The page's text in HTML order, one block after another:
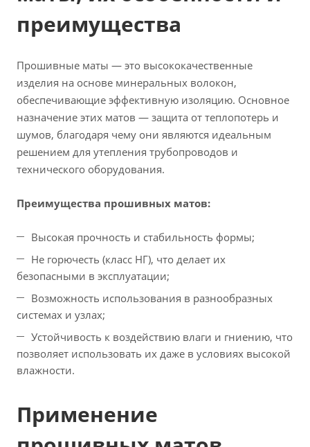
преимущества
Прошивные маты — это высококачественные
изделия на основе минеральных волокон,
обеспечивающие эффективную изоляцию. Основное
назначение этих матов — защита от теплопотерь и
шумов, благодаря чему они являются идеальным
решением для утепления трубопроводов и
технического оборудования.
Преимущества прошивных матов:
Высокая прочность и стабильность формы;
Не горючесть (класс НГ), что делает их
безопасными в эксплуатации;
Возможность использования в разнообразных
системах и узлах;
Устойчивость к воздействию влаги и гниению, что
позволяет использовать их даже в условиях высокой
влажности.
Применение